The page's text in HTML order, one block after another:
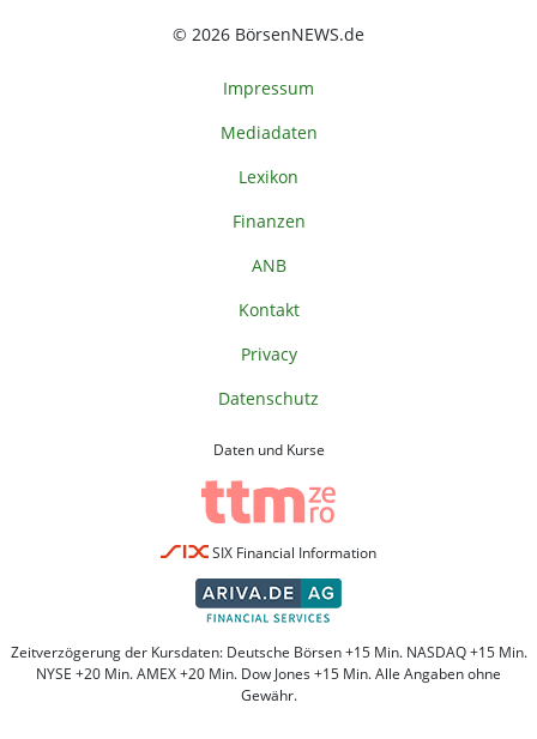
© 2026 BörsenNEWS.de
Impressum
Mediadaten
Lexikon
Finanzen
ANB
Kontakt
Privacy
Datenschutz
Daten und Kurse
SIX Financial Information
Zeitverzögerung der Kursdaten: Deutsche Börsen +15 Min. NASDAQ +15 Min.
NYSE +20 Min. AMEX +20 Min. Dow Jones +15 Min. Alle Angaben ohne
Gewähr.